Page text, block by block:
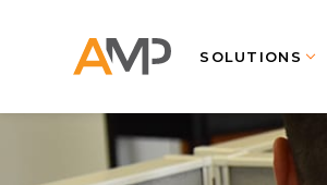
SOLUTIONS